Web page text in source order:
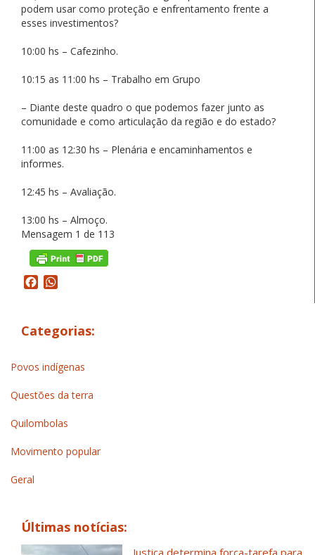
podem usar como proteção e enfrentamento frente a
esses investimentos?
10:00 hs – Cafezinho.
10:15 as 11:00 hs – Trabalho em Grupo
– Diante deste quadro o que podemos fazer junto as
comunidade e como articulação da região e do estado?
11:00 as 12:30 hs – Plenária e encaminhamentos e
informes.
12:45 hs – Avaliação.
13:00 hs – Almoço.
Mensagem 1 de 113
Facebook
Categorias:
Povos indígenas
Questões da terra
Quilombolas
Movimento popular
Geral
Últimas notícias:
Justiça determina força-tarefa para